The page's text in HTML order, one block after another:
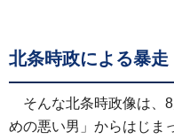
北条時政による暴走
そんな北条時政像は、
めの悪い男」からはじま